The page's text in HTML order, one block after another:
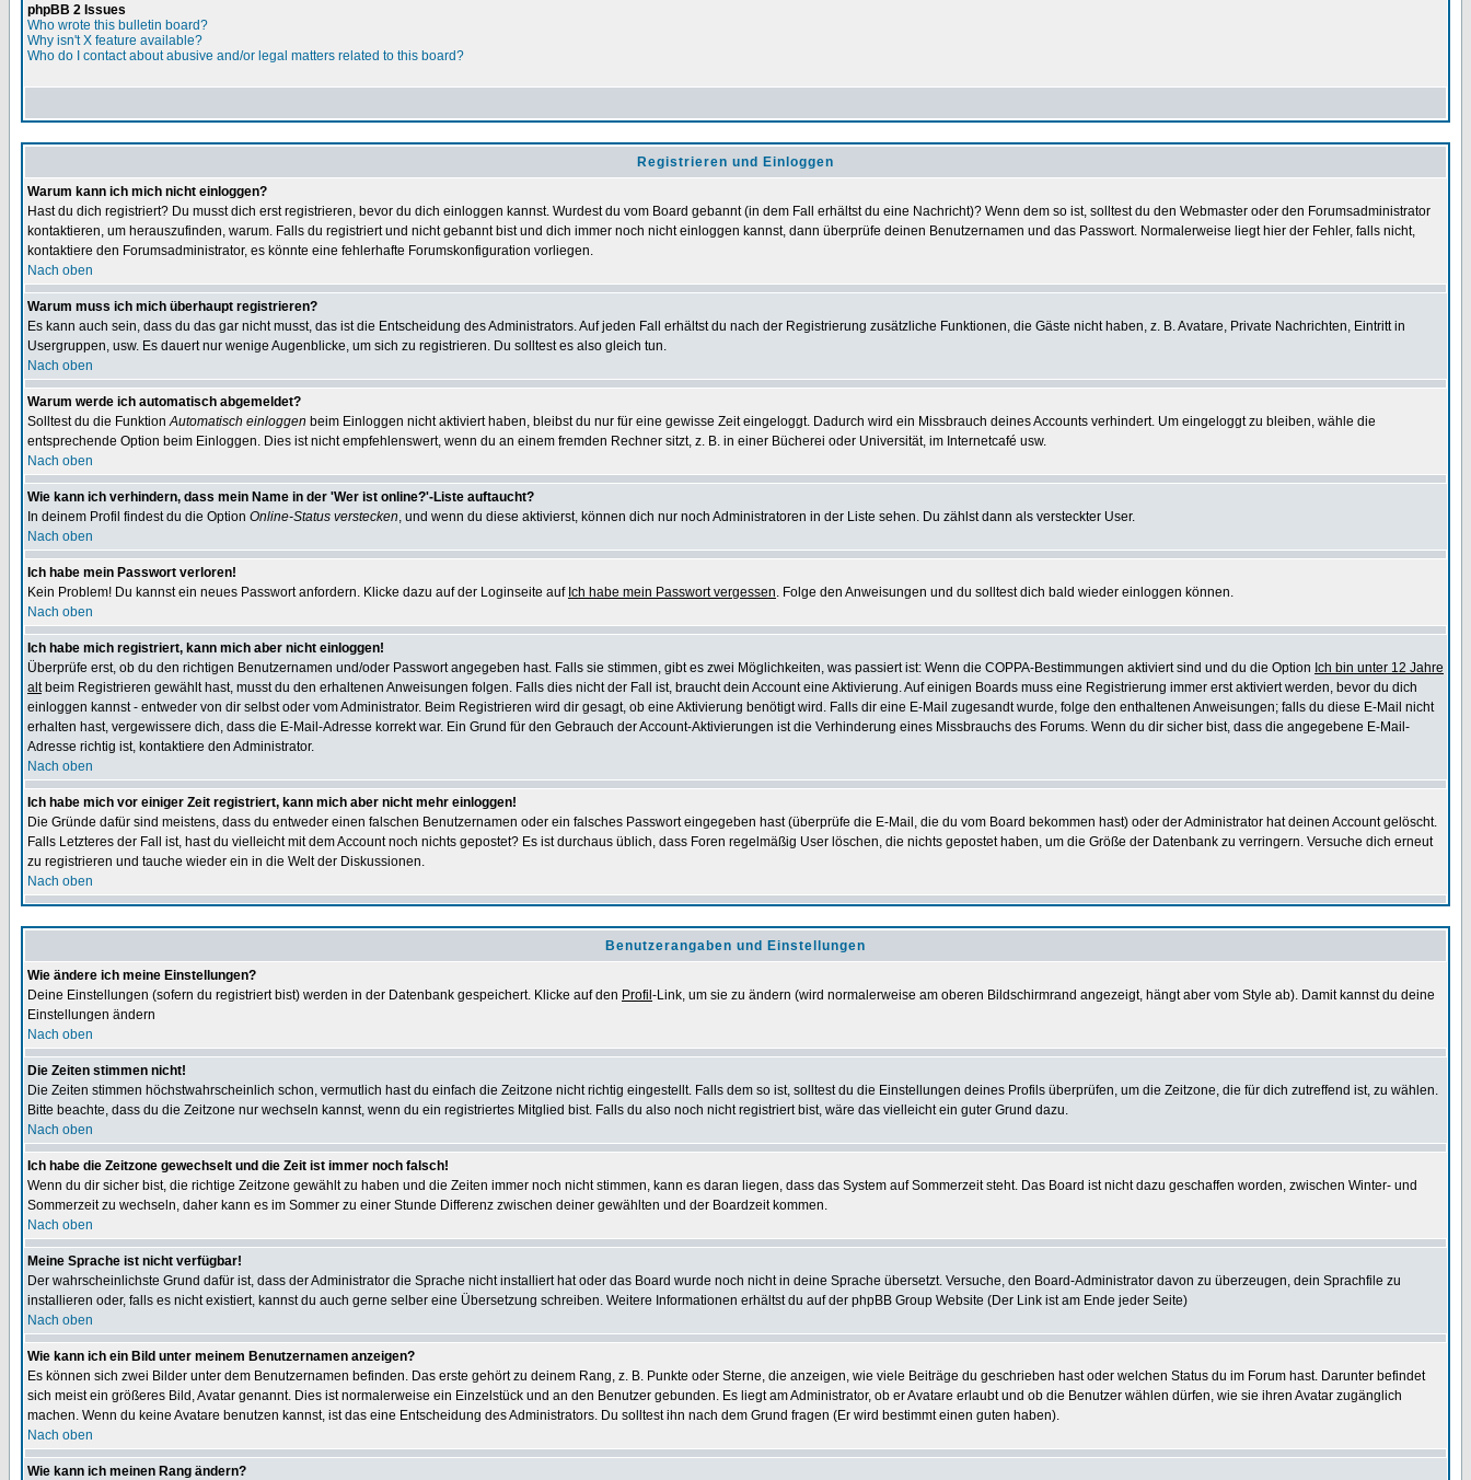
phpBB 2 Issues
Who wrote this bulletin board?
Why isn't X feature available?
Who do I contact about abusive and/or legal matters related to this board?
Registrieren und Einloggen
Warum kann ich mich nicht einloggen?
Hast du dich registriert? Du musst dich erst registrieren, bevor du dich einloggen kannst. Wurdest du vom Board gebannt (in dem Fall erhältst du eine Nachricht)? Wenn dem so ist, solltest du den Webmaster oder den Forumsadministrator
kontaktieren, um herauszufinden, warum. Falls du registriert und nicht gebannt bist und dich immer noch nicht einloggen kannst, dann überprüfe deinen Benutzernamen und das Passwort. Normalerweise liegt hier der Fehler, falls nicht,
kontaktiere den Forumsadministrator, es könnte eine fehlerhafte Forumskonfiguration vorliegen.
Nach oben
Warum muss ich mich überhaupt registrieren?
Es kann auch sein, dass du das gar nicht musst, das ist die Entscheidung des Administrators. Auf jeden Fall erhältst du nach der Registrierung zusätzliche Funktionen, die Gäste nicht haben, z. B. Avatare, Private Nachrichten, Eintritt in
Usergruppen, usw. Es dauert nur wenige Augenblicke, um sich zu registrieren. Du solltest es also gleich tun.
Nach oben
Warum werde ich automatisch abgemeldet?
Solltest du die FunktionAutomatisch einloggen beim Einloggen nicht aktiviert haben, bleibst du nur für eine gewisse Zeit eingeloggt. Dadurch wird ein Missbrauch deines Accounts verhindert. Um eingeloggt zu bleiben, wähle die
entsprechende Option beim Einloggen. Dies ist nicht empfehlenswert, wenn du an einem fremden Rechner sitzt, z. B. in einer Bücherei oder Universität, im Internetcafé usw.
Nach oben
Wie kann ich verhindern, dass mein Name in der 'Wer ist online?'-Liste auftaucht?
In deinem Profil findest du die Option Online-Status verstecken, und wenn du diese aktivierst, können dich nur noch Administratoren in der Liste sehen. Du zählst dann als versteckter User.
Nach oben
Ich habe mein Passwort verloren!
Kein Problem! Du kannst ein neues Passwort anfordern. Klicke dazu auf der Loginseite auf Ich habe mein Passwort vergessen. Folge den Anweisungen und du solltest dich bald wieder einloggen können.
Nach oben
Ich habe mich registriert, kann mich aber nicht einloggen!
Überprüfe erst, ob du den richtigen Benutzernamen und/oder Passwort angegeben hast. Falls sie stimmen, gibt es zwei Möglichkeiten, was passiert ist: Wenn die COPPA-Bestimmungen aktiviert sind und du die Option Ich bin unter 12 Jahre
altbeim Registrieren gewählt hast, musst du den erhaltenen Anweisungen folgen. Falls dies nicht der Fall ist, braucht dein Account eine Aktivierung. Auf einigen Boards muss eine Registrierung immer erst aktiviert werden, bevor du dich
einloggen kannst - entweder von dir selbst oder vom Administrator. Beim Registrieren wird dir gesagt, ob eine Aktivierung benötigt wird. Falls dir eine E-Mail zugesandt wurde, folge den enthaltenen Anweisungen; falls du diese E-Mail nicht
erhalten hast, vergewissere dich, dass die E-Mail-Adresse korrekt war. Ein Grund für den Gebrauch der Account-Aktivierungen ist die Verhinderung eines Missbrauchs des Forums. Wenn du dir sicher bist, dass die angegebene E-Mail-
Adresse richtig ist, kontaktiere den Administrator.
Nach oben
Ich habe mich vor einiger Zeit registriert, kann mich aber nicht mehr einloggen!
Die Gründe dafür sind meistens, dass du entweder einen falschen Benutzernamen oder ein falsches Passwort eingegeben hast (überprüfe die E-Mail, die du vom Board bekommen hast) oder der Administrator hat deinen Account gelöscht.
Falls Letzteres der Fall ist, hast du vielleicht mit dem Account noch nichts gepostet? Es ist durchaus üblich, dass Foren regelmäßig User löschen, die nichts gepostet haben, um die Größe der Datenbank zu verringern. Versuche dich erneut
zu registrieren und tauche wieder ein in die Welt der Diskussionen.
Nach oben
Benutzerangaben und Einstellungen
Wie ändere ich meine Einstellungen?
Deine Einstellungen (sofern du registriert bist) werden in der Datenbank gespeichert. Klicke auf den Profil -Link, um sie zu ändern (wird normalerweise am oberen Bildschirmrand angezeigt, hängt aber vom Style ab). Damit kannst du deine
Einstellungen ändern
Nach oben
Die Zeiten stimmen nicht!
Die Zeiten stimmen höchstwahrscheinlich schon, vermutlich hast du einfach die Zeitzone nicht richtig eingestellt. Falls dem so ist, solltest du die Einstellungen deines Profils überprüfen, um die Zeitzone, die für dich zutreffend ist, zu wählen.
Bitte beachte, dass du die Zeitzone nur wechseln kannst, wenn du ein registriertes Mitglied bist. Falls du also noch nicht registriert bist, wäre das vielleicht ein guter Grund dazu.
Nach oben
Ich habe die Zeitzone gewechselt und die Zeit ist immer noch falsch!
Wenn du dir sicher bist, die richtige Zeitzone gewählt zu haben und die Zeiten immer noch nicht stimmen, kann es daran liegen, dass das System auf Sommerzeit steht. Das Board ist nicht dazu geschaffen worden, zwischen Winter- und
Sommerzeit zu wechseln, daher kann es im Sommer zu einer Stunde Differenz zwischen deiner gewählten und der Boardzeit kommen.
Nach oben
Meine Sprache ist nicht verfügbar!
Der wahrscheinlichste Grund dafür ist, dass der Administrator die Sprache nicht installiert hat oder das Board wurde noch nicht in deine Sprache übersetzt. Versuche, den Board-Administrator davon zu überzeugen, dein Sprachfile zu
installieren oder, falls es nicht existiert, kannst du auch gerne selber eine Übersetzung schreiben. Weitere Informationen erhältst du auf der phpBB Group Website (Der Link ist am Ende jeder Seite)
Nach oben
Wie kann ich ein Bild unter meinem Benutzernamen anzeigen?
Es können sich zwei Bilder unter dem Benutzernamen befinden. Das erste gehört zu deinem Rang, z. B. Punkte oder Sterne, die anzeigen, wie viele Beiträge du geschrieben hast oder welchen Status du im Forum hast. Darunter befindet
sich meist ein größeres Bild, Avatar genannt. Dies ist normalerweise ein Einzelstück und an den Benutzer gebunden. Es liegt am Administrator, ob er Avatare erlaubt und ob die Benutzer wählen dürfen, wie sie ihren Avatar zugänglich
machen. Wenn du keine Avatare benutzen kannst, ist das eine Entscheidung des Administrators. Du solltest ihn nach dem Grund fragen (Er wird bestimmt einen guten haben).
Nach oben
Wie kann ich meinen Rang ändern?